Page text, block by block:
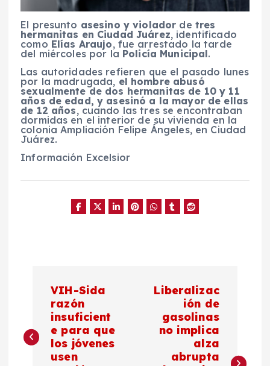
El presunto asesino y violador de tres
hermanitas en Ciudad Juárez, identificado
como Elías Araujo, fue arrestado la tarde
del miércoles por la Policía Municipal.
Las autoridades refieren que el pasado lunes
por la madrugada, el hombre abusó
sexualmente de dos hermanitas de 10 y 11
años de edad, y asesinó a la mayor de ellas
de 12 años, cuando las tres se encontraban
dormidas en el interior de su vivienda en la
colonia Ampliación Felipe Ángeles, en Ciudad
Juárez.
Información Excelsior
v
VIH-Sida
razón
insuficient
e para que
los jóvenes
usen
Liberalizac
ión de
gasolinas
no implica
alza
abrupta